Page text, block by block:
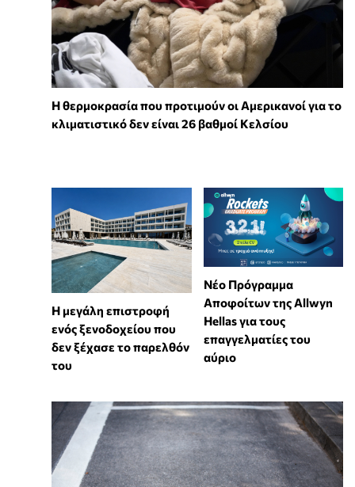
Η θερμοκρασία που προτιμούν οι Αμερικανοί για το
κλιματιστικό δεν είναι 26 βαθμοί Κελσίου
Η μεγάλη επιστροφή
ενός ξενοδοχείου που
δεν ξέχασε το παρελθόν
του
Νέο Πρόγραμμα
Αποφοίτων της Allwyn
Hellas για τους
επαγγελματίες του
αύριο